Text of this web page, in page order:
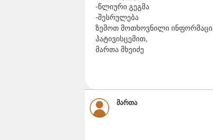
-წლიური გეგმა
-შესრულება
ზემოთ მოთხოვნილი
პატივისცემით,
მართა მხეიძე
მართა